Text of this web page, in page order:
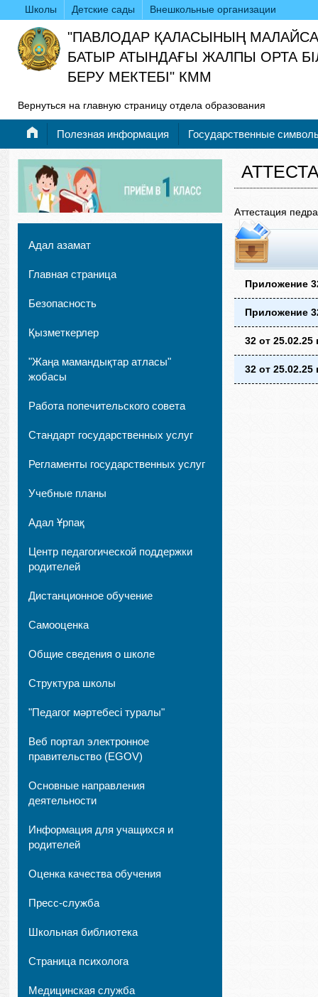
Школы Детские сады Внешкольные организации
"ПАВЛОДАР ҚАЛАСЫНЫҢ
БАТЫР АТЫНДАҒЫ ЖАЛПЫ ОРТА
БЕРУ МЕКТЕБІ" КММ
Вернуться на главную страницу отдела образования
Полезная информация Государственные
Адал азамат
Главная страница
Безопасность
Қызметкерлер
"Жаңа мамандықтар атласы"
жобасы
Работа попечительского совета
Стандарт государственных услуг
Регламенты государственных услуг
Учебные планы
Адал Ұрпақ
Центр педагогической поддержки
родителей
Дистанционное обучение
Самооценка
Общие сведения о школе
Структура школы
"Педагог мәртебесі туралы"
Веб портал электронное
правительство (EGOV)
Основные направления
деятельности
Информация для учащихся и
родителей
Оценка качества обучения
Пресс-служба
Школьная библиотека
Страница психолога
Медицинская служба
Аттестация
Приложение
Приложение
32 от 25.02.25
32 от 25.02.25